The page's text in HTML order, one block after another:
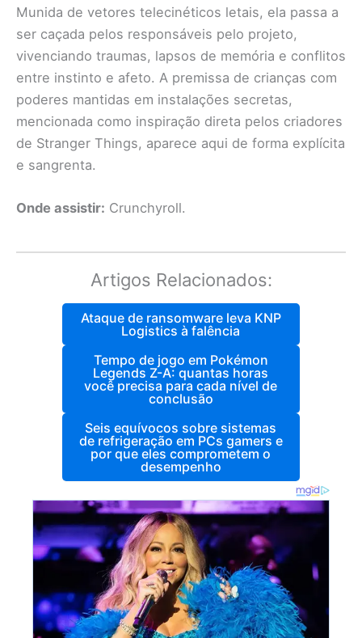
Munida de vetores telecinéticos letais, ela passa a
ser caçada pelos responsáveis pelo projeto,
vivenciando traumas, lapsos de memória e conflitos
entre instinto e afeto. A premissa de crianças com
poderes mantidas em instalações secretas,
mencionada como inspiração direta pelos criadores
de Stranger Things, aparece aqui de forma explícita
e sangrenta.
Onde assistir: Crunchyroll.
Artigos Relacionados:
Ataque de ransomware leva KNP
Logistics à falência
Tempo de jogo em Pokémon
Legends Z-A: quantas horas
você precisa para cada nível de
conclusão
Seis equívocos sobre sistemas
de refrigeração em PCs gamers e
por que eles comprometem o
desempenho